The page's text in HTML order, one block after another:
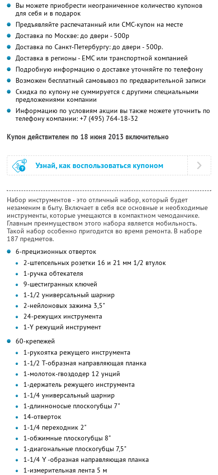
Вы можете приобрести неограниченное количество купонов
для себя и в подарок
Предъявляйте распечатанный или СМС-купон на месте
Доставка по Москве: до двери - 500р
Доставка по Санкт-Петербургу: до двери - 500р.
Доставка в регионы - ЕМС или транспортной компанией
Подробную информацию о доставке уточняйте по телефону
Возможен бесплатный самовывоз по предварительной записи
Скидка по купону не суммируется с другими специальными
предложениями компании
Информацию по условиям акции вы также можете уточнить по
телефону компании: +7 (495) 764-18-32
Купон действителен по 18 июня 2013 включительно
Узнай, как воспользоваться купоном
Набор инструментов - это отличный набор, который будет
незаменим в быту. Включает в себя все основные и необходимые
инструменты, которые умещаются в компактном чемоданчике.
Главным преимуществом этого набора является мобильность.
Такой набор особенно пригодится во время ремонта. В наборе
187 предметов.
6-прецизионных отверток
2-штепсельных розетки 16 и 21 мм 1/2 втулок
1-ручка обтекателя
9-шестигранных ключей
1-1/2 универсальный шарнир
2-нейлоновых зажима 3,5"
24-режущих инструмента
1-Y режущий инструмент
60-крепежей
1-рукоятка режущего инструмента
1-1/2 Т-образная направляющая планка
1-молоток-гвоздодер 12 унций
1-держатель режущего инструмента
1-1/4 универсальный шарнир
1-длинноносые плоскогубцы 7"
14-отверток
1-1/4 переходник 2"
1-обжимные плоскогубцы 8"
1-диагональные плоскогубцы 7,5"
1-1/4 Υ -образная направляющая планка
1-измерительная лента 5 м